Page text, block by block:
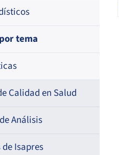
tema
Calidad en Salud
Análisis
Isapres